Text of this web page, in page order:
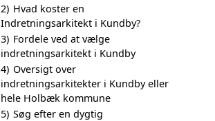
2) Hvad koster en
Indretningsarkitekt i Kundby?
3) Fordele ved at vælge
indretningsarkitekt i Kundby
4) Oversigt over
indretningsarkitekter i Kundby eller
hele Holbæk kommune
5) Søg efter en dygtig